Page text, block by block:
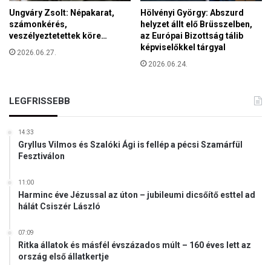
r
g
-
l
b
o
g
Ungváry Zsolt: Népakarat,
számonkérés,
veszélyeztetettek köre…
2026.06.27.
Hölvényi György: Abszurd
helyzet állt elő Brüsszelben,
az Európai Bizottság tálib
képviselőkkel tárgyal
2026.06.24.
LEGFRISSEBB
14:33
Gryllus Vilmos és Szalóki Ági is fellép a pécsi Szamárfül
Fesztiválon
11:00
Harminc éve Jézussal az úton – jubileumi dicsőítő esttel ad
hálát Csiszér László
07:09
Ritka állatok és másfél évszázados múlt – 160 éves lett az
ország első állatkertje